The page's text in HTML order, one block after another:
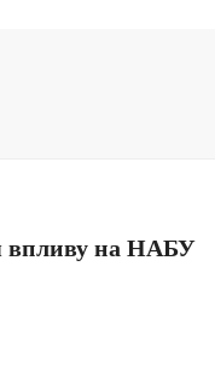
впливу на НАБУ